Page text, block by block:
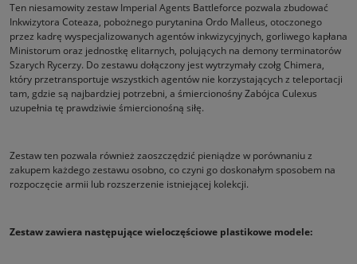
Ten niesamowity zestaw Imperial Agents Battleforce pozwala zbudować
Inkwizytora Coteaza, pobożnego purytanina Ordo Malleus, otoczonego
przez kadrę wyspecjalizowanych agentów inkwizycyjnych, gorliwego kapłana
Ministorum oraz jednostkę elitarnych, polujących na demony terminatorów
Szarych Rycerzy. Do zestawu dołączony jest wytrzymały czołg Chimera,
który przetransportuje wszystkich agentów nie korzystających z teleportacji
tam, gdzie są najbardziej potrzebni, a śmiercionośny Zabójca Culexus
uzupełnia tę prawdziwie śmiercionośną siłę.
Zestaw ten pozwala również zaoszczędzić pieniądze w porównaniu z
zakupem każdego zestawu osobno, co czyni go doskonałym sposobem na
rozpoczęcie armii lub rozszerzenie istniejącej kolekcji.
Zestaw zawiera następujące wieloczęściowe plastikowe modele: